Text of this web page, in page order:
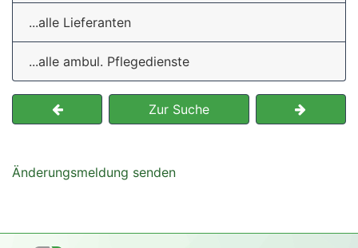
...alle Lieferanten
...alle ambul. Pflegedienste
Zur Suche
Änderungsmeldung senden